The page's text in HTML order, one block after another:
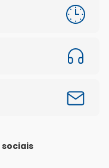
sociais